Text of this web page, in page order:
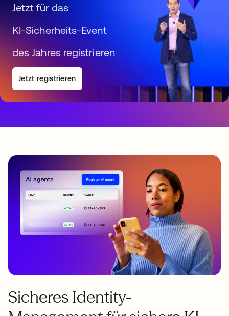
Jetzt für das
KI-Sicherheits-Event
des Jahres registrieren
Jetzt registrieren
Sicheres Identity-